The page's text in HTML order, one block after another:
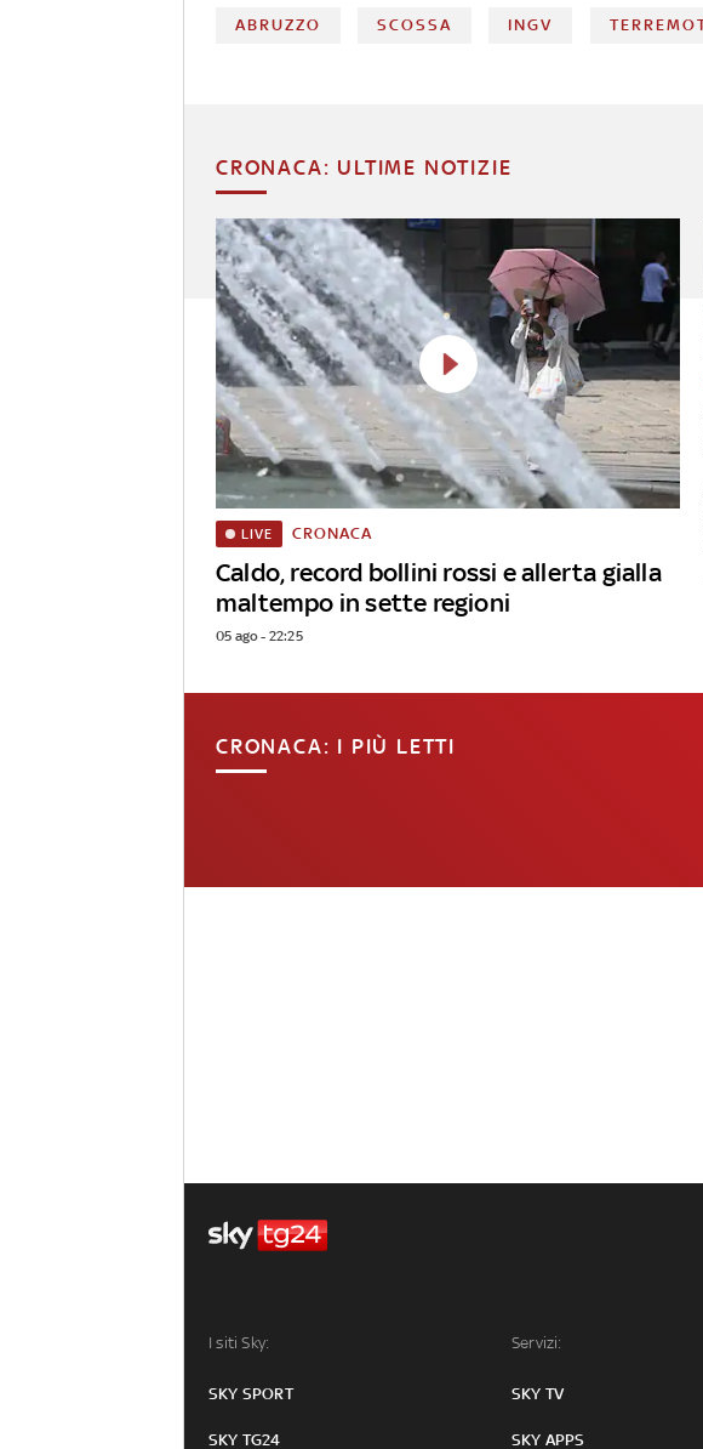
ABRUZZO SCOSSA INGV
CRONACA: ULTIME NOTIZIE
Caldo, record bollini rossi e allerta gialla
maltempo in sette regioni
LIVE CRONACA
05 ago - 22:25
CRONACA: I PIÙ LETTI
I siti Sky:
SKY SPORT
SKY TG24
Servizi:
SKY TV
SKY APPS